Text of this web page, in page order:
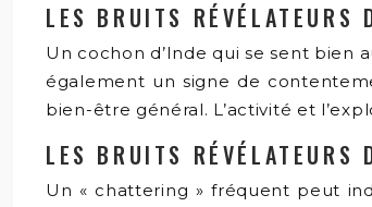
LES BRUITS RÉVÉLATEURS
Un cochon d’Inde qui se sent bien
également un signe de
bien-être général. L’activité et
LES BRUITS RÉVÉLATEURS
Un « chattering » fréquent peut